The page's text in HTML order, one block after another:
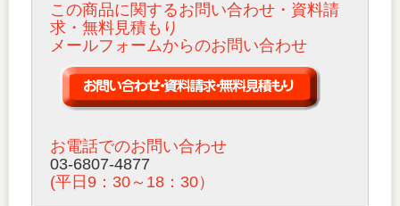
この商品に関するお問い合わせ・資料請
求・無料見積もり
メールフォームからのお問い合わせ
お電話でのお問い合わせ
03-6807-4877
(平日9：30～18：30）